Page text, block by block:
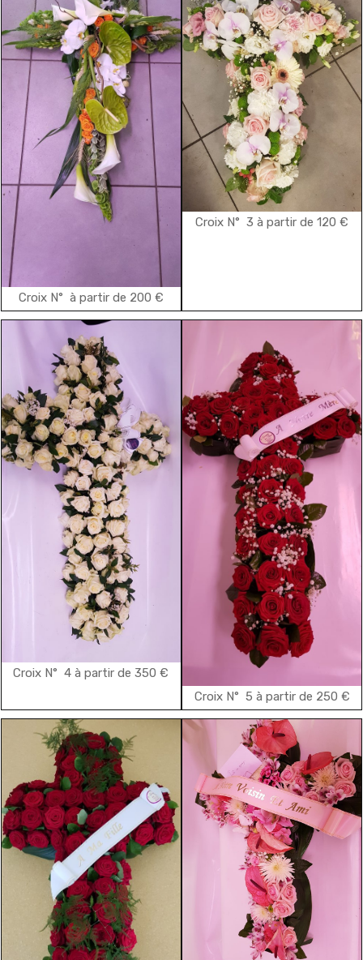
Croix N° à partir de 200 €
Croix N° 3 à partir de 120 €
Croix N° 4 à partir de 350 €
Croix N° 5 à partir de 250 €